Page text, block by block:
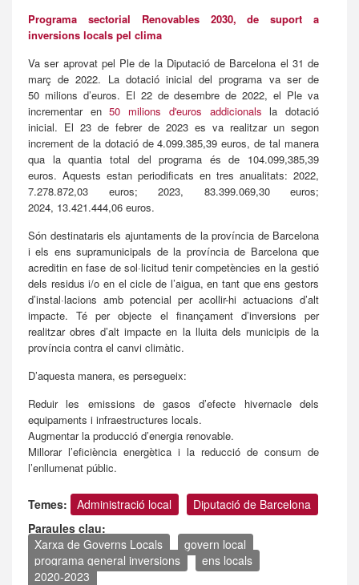
Programa sectorial Renovables 2030, de suport a
inversions locals pel clima
Va ser aprovat pel Ple de la Diputació de Barcelona el 31 de
març de 2022. La dotació inicial del programa va ser de
50 milions d’euros. El 22 de desembre de 2022, el Ple va
incrementar en50 milions d'euros addicionals la dotació
inicial. El 23 de febrer de 2023 es va realitzar un segon
increment de la dotació de 4.099.385,39 euros, de tal manera
qua la quantia total del programa és de 104.099,385,39
euros. Aquests estan periodificats en tres anualitats: 2022,
7.278.872,03 euros; 2023, 83.399.069,30 euros;
2024, 13.421.444,06 euros.
Són destinataris els ajuntaments de la província de Barcelona
i els ens supramunicipals de la província de Barcelona que
acreditin en fase de sol·licitud tenir competències en la gestió
dels residus i/o en el cicle de l’aigua, en tant que ens gestors
d’instal·lacions amb potencial per acollir-hi actuacions d’alt
impacte. Té per objecte el finançament d’inversions per
realitzar obres d’alt impacte en la lluita dels municipis de la
província contra el canvi climàtic.
D’aquesta manera, es persegueix:
Reduir les emissions de gasos d’efecte hivernacle dels
equipaments i infraestructures locals.
Augmentar la producció d’energia renovable.
Millorar l’eficiència energètica i la reducció de consum de
l’enllumenat públic.
Temes: Administració local
Diputació de Barcelona
Paraules clau:
Xarxa de Governs Locals
govern local
programa general inversions
ens locals
2020-2023